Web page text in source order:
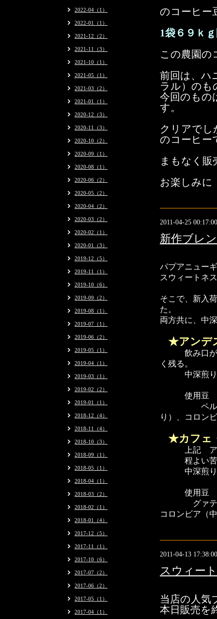
のコーヒー
1袋６９ｋ
この農園の
前回は、ハ
ラル）のも
今回のもの
す。
クリアでし
のコーヒー
まもなく販
お楽しみに
2011-04-25 00:17:00
新作ブレ
パプアニュー
スウィートネ
そこで、新入
た。
両方共に、中
★アンデ
飲み口が柔
く残る。
中深煎りの
使用豆
ペルー、タ
り）、コロン
★カフェ
上記 アン
程よい苦味
中深煎りの
使用豆
グァテマラ
コロンビア（
2011-04-13 17:38:00
スウィー
当店の人
本日販売を
2022-04（1）
2022-01（1）
2021-12（2）
2021-11（3）
2021-10（1）
2021-05（1）
2021-03（2）
2021-01（1）
2020-12（3）
2020-11（3）
2020-10（2）
2020-09（1）
2020-08（1）
2020-06（2）
2020-05（2）
2020-04（2）
2020-03（2）
2020-02（1）
2020-01（3）
2019-12（5）
2019-11（1）
2019-10（6）
2019-09（2）
2019-08（1）
2019-07（1）
2019-06（2）
2019-05（1）
2019-04（1）
2019-03（1）
2019-02（2）
2019-01（1）
2018-12（4）
2018-11（4）
2018-10（3）
2018-09（1）
2018-05（1）
2018-04（1）
2018-03（2）
2018-02（1）
2018-01（4）
2017-12（5）
2017-11（1）
2017-10（6）
2017-07（2）
2017-06（2）
2017-05（1）
2017-04（1）